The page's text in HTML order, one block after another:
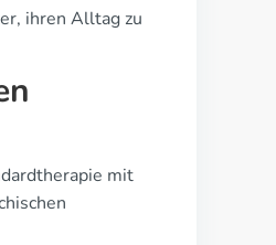
ihren Alltag zu
mit